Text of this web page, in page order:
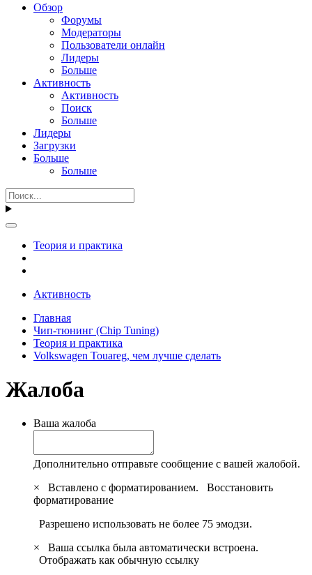
Обзор
Форумы
Модераторы
Пользователи онлайн
Лидеры
Больше
Активность
Активность
Поиск
Больше
Лидеры
Загрузки
Больше
Больше
Теория и практика
Активность
Главная
Чип-тюнинг (Chip Tuning)
Теория и практика
Volkswagen Touareg, чем лучше сделать
Жалоба
Ваша жалоба
Дополнительно отправьте сообщение с вашей жалобой.
×
Вставлено с форматированием. Восстановить
форматирование
Разрешено использовать не более 75 эмодзи.
×
Ваша ссылка была автоматически встроена.
Отображать как обычную ссылку